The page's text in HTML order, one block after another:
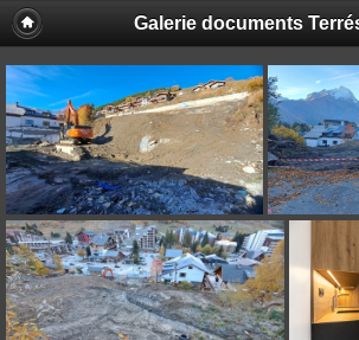
Galerie documents